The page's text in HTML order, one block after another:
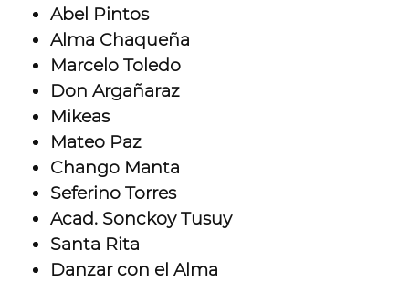
Abel Pintos
Alma Chaqueña
Marcelo Toledo
Don Argañaraz
Mikeas
Mateo Paz
Chango Manta
Seferino Torres
Acad. Sonckoy Tusuy
Santa Rita
Danzar con el Alma